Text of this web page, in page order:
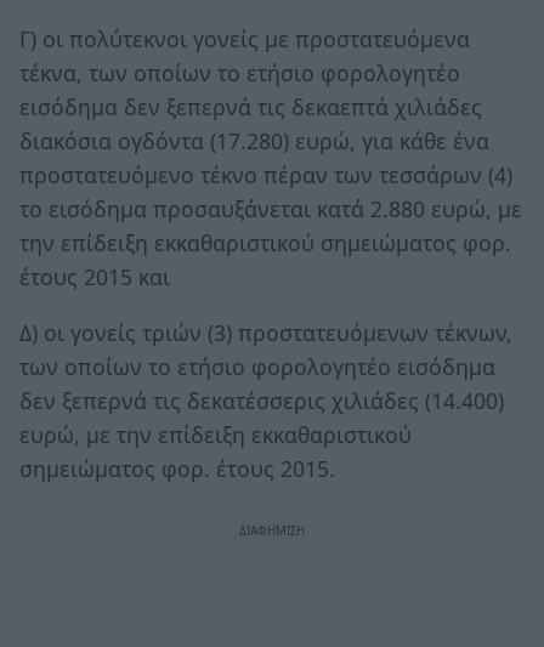
Γ) οι πολύτεκνοι γονείς με προστατευόμενα
τέκνα, των οποίων το ετήσιο φορολογητέο
εισόδημα δεν ξεπερνά τις δεκαεπτά χιλιάδες
διακόσια ογδόντα (17.280) ευρώ, για κάθε ένα
προστατευόμενο τέκνο πέραν των τεσσάρων (4)
το εισόδημα προσαυξάνεται κατά 2.880 ευρώ, με
την επίδειξη εκκαθαριστικού σημειώματος φορ.
έτους 2015 και
Δ) οι γονείς τριών (3) προστατευόμενων τέκνων,
των οποίων το ετήσιο φορολογητέο εισόδημα
δεν ξεπερνά τις δεκατέσσερις χιλιάδες (14.400)
ευρώ, με την επίδειξη εκκαθαριστικού
σημειώματος φορ. έτους 2015.